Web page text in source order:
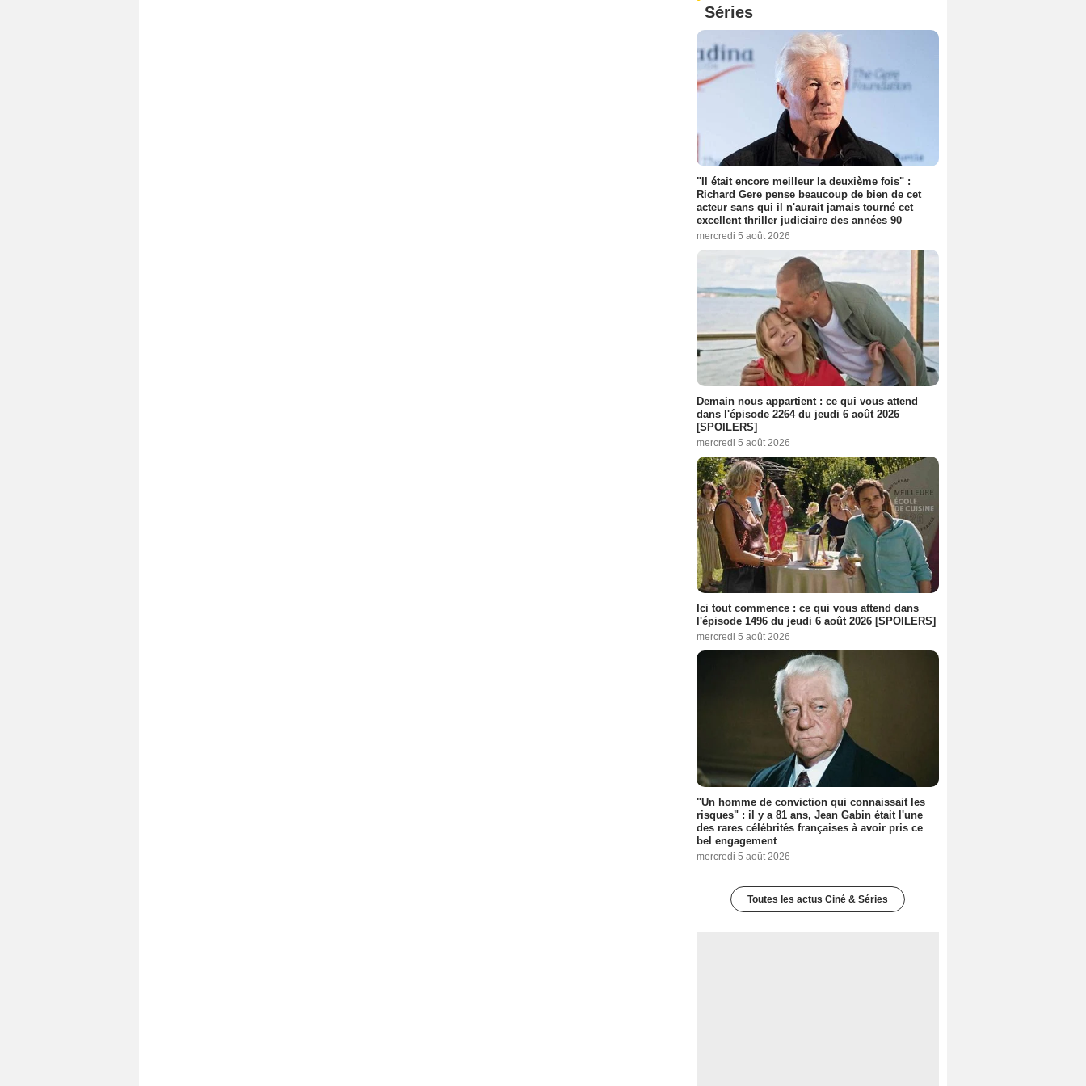
Séries
"Il était encore meilleur la deuxième fois" :
Richard Gere pense beaucoup de bien de cet
acteur sans qui il n'aurait jamais tourné cet
excellent thriller judiciaire des années 90
mercredi 5 août 2026
Demain nous appartient : ce qui vous attend
dans l'épisode 2264 du jeudi 6 août 2026
[SPOILERS]
mercredi 5 août 2026
Ici tout commence : ce qui vous attend dans
l'épisode 1496 du jeudi 6 août 2026 [SPOILERS]
mercredi 5 août 2026
"Un homme de conviction qui connaissait les
risques" : il y a 81 ans, Jean Gabin était l'une
des rares célébrités françaises à avoir pris ce
bel engagement
mercredi 5 août 2026
Toutes les actus Ciné & Séries